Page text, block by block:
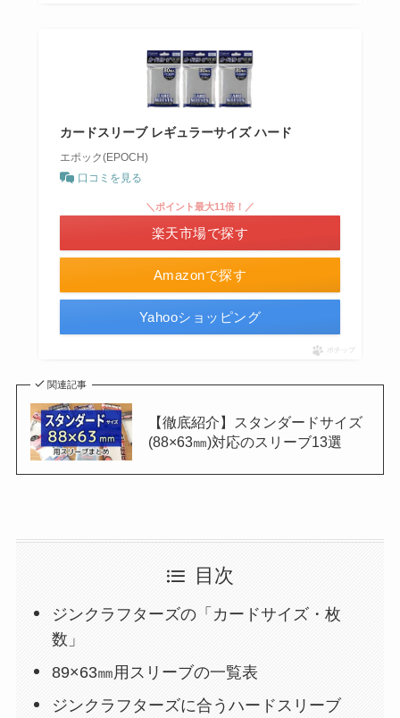
カードスリーブ レギュラーサイズ ハード
エポック(EPOCH)
口コミを見る
Amazonで探す
＼ポイント最大11倍！／
楽天市場で探す
Yahooショッピング
ポチップ
関連記事
【徹底紹介】スタンダードサイズ
(88×63㎜)対応のスリーブ13選
目次
ジンクラフターズの「カードサイズ・枚
数」
89×63㎜用スリーブの一覧表
ジンクラフターズに合うハードスリーブ